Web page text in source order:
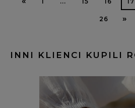
26 »
INNI KLIENCI KUPILI